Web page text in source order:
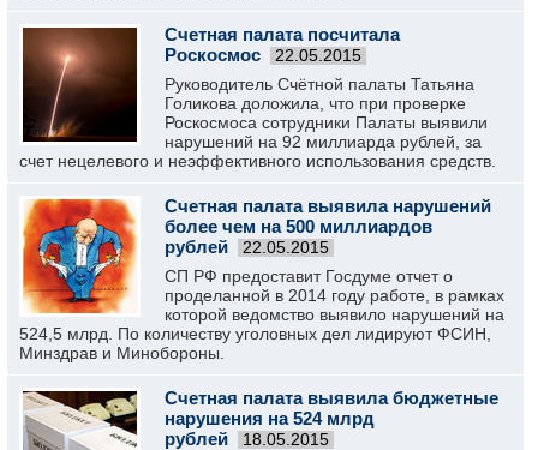
Счетная палата посчитала
Роскосмос
22.05.2015
Руководитель Счётной палаты Татьяна
Голикова доложила, что при проверке
Роскосмоса сотрудники Палаты выявили
нарушений на 92 миллиарда рублей, за
счет нецелевого и неэффективного использования средств.
Счетная палата выявила нарушений
более чем на 500 миллиардов
рублей
22.05.2015
СП РФ предоставит Госдуме отчет о
проделанной в 2014 году работе, в рамках
которой ведомство выявило нарушений на
524,5 млрд. По количеству уголовных дел лидируют ФСИН,
Минздрав и Минобороны.
Счетная палата выявила бюджетные
нарушения на 524 млрд
рублей
18.05.2015